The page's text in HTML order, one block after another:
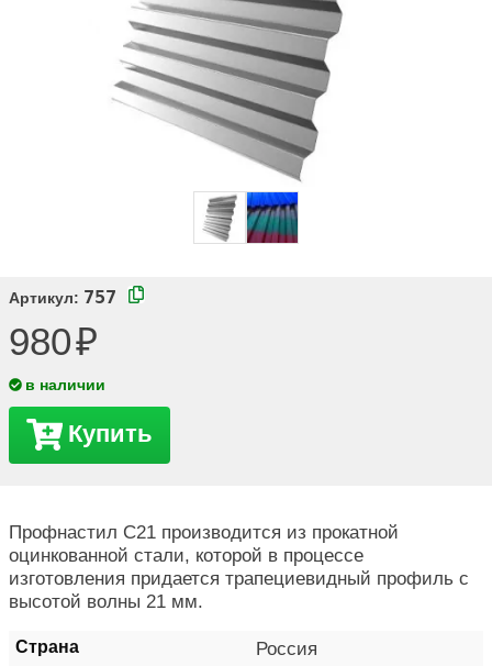
Артикул: 757
980
в наличии
Купить
Страна Россия
Профнастил С21 производится из прокатной
оцинкованной стали, которой в процессе
изготовления придается трапециевидный профиль с
высотой волны 21 мм.